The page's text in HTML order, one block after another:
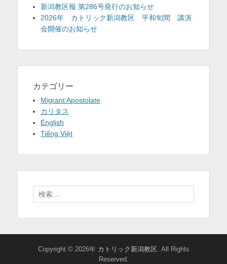
新潟教区報 第286号発行のお知らせ
2026年 カトリック新潟教区 平和旬間 講演
会開催のお知らせ
カテゴリー
Migrant Apostolate
カリタス
English
Tiếng Việt
索:
Copyright © 2026年 カトリック新潟教区 . All Rights
Reserved.